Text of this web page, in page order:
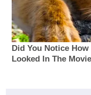
Did You Notice
Looked In The